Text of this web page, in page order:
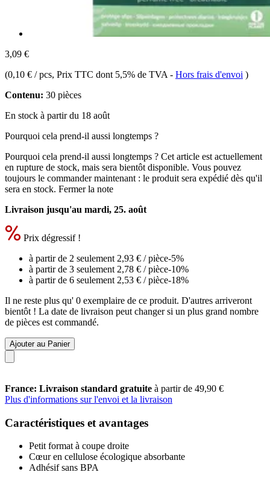
3,09 €
(0,10 € / pcs, Prix TTC dont 5,5% de TVA - Hors frais d'envoi )
Contenu: 30 pièces
En stock à partir du 18 août
Pourquoi cela prend-il aussi longtemps ?
Pourquoi cela prend-il aussi longtemps ? Cet article est actuellement
en rupture de stock, mais sera bientôt disponible. Vous pouvez
toujours le commander maintenant : le produit sera expédié dès qu'il
sera en stock. Fermer la note
Livraison jusqu'au mardi, 25. août
Prix dégressif !
à partir de 2 seulement 2,93 € / pièce-5%
à partir de 3 seulement 2,78 € / pièce-10%
à partir de 6 seulement 2,53 € / pièce-18%
Il ne reste plus qu' 0 exemplaire de ce produit. D'autres arriveront
bientôt ! La date de livraison peut changer si un plus grand nombre
de pièces est commandé.
Ajouter au Panier
France: Livraison standard gratuite à partir de 49,90 €
Plus d'informations sur l'envoi et la livraison
Caractéristiques et avantages
Petit format à coupe droite
Cœur en cellulose écologique absorbante
Adhésif sans BPA